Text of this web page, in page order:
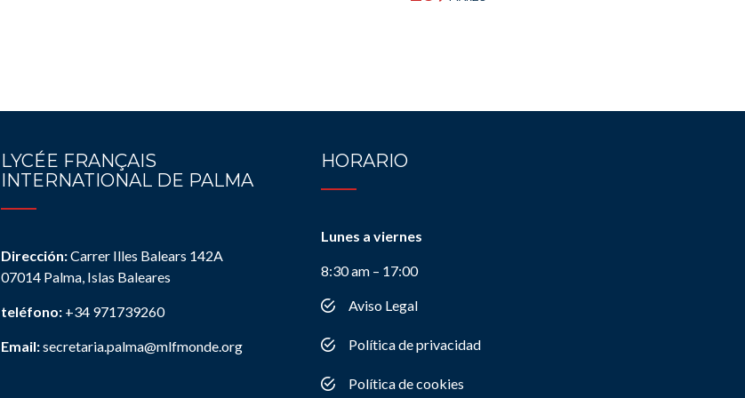
LYCÉE FRANÇAIS
INTERNATIONAL DE PALMA
Dirección:Carrer Illes Balears 142A
07014 Palma, Islas Baleares
teléfono: +34 971739260
Email:secretaria.palma@mlfmonde.org
HORARIO
Lunes a viernes
8:30 am – 17:00
Aviso Legal
Política de privacidad
Política de cookies